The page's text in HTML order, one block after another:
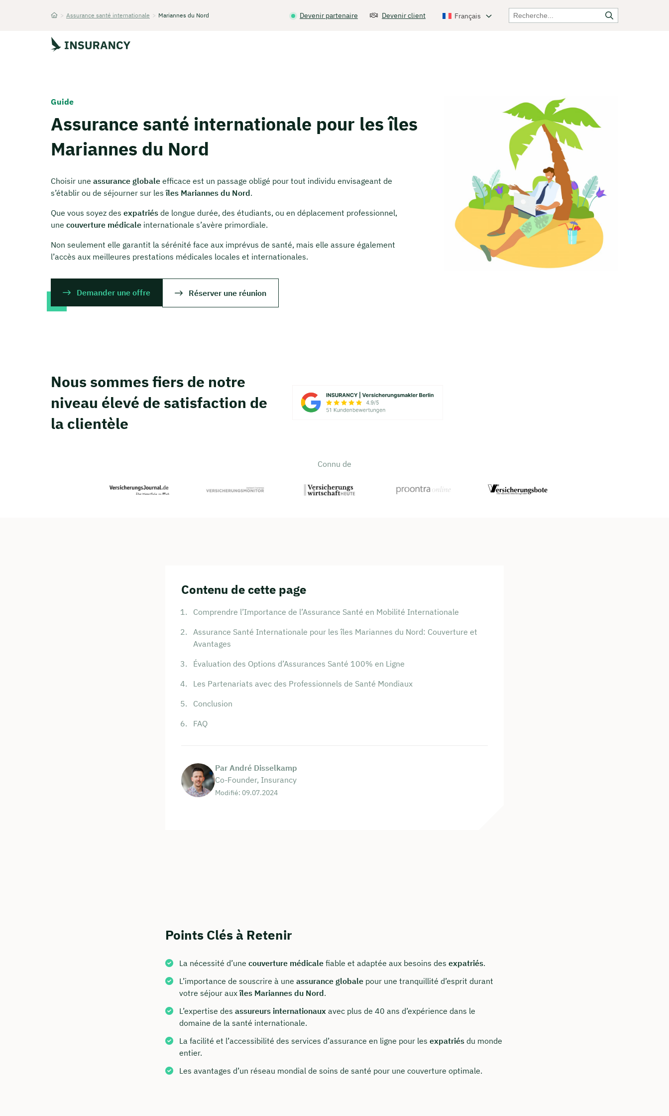
> Assurance santé internationale > Mariannes du Nord Devenir partenaire Devenir client Français
Guide
Assurance santé internationale pour les îles
Mariannes du Nord
Choisir une assurance globale efficace est un passage obligé pour tout individu envisageant de
s’établir ou de séjourner sur lesîles Mariannes du Nord.
Que vous soyez des expatriés de longue durée, des étudiants, ou en déplacement professionnel,
une couverture médicale internationale s’avère primordiale.
Non seulement elle garantit la sérénité face aux imprévus de santé, mais elle assure également
l’accès aux meilleures prestations médicales locales et internationales.
Demander une offre Réserver une réunion
Nous sommes fiers de notre
niveau élevé de satisfaction de
la clientèle
Connu de
Contenu de cette page
Comprendre l’Importance de l’Assurance Santé en Mobilité Internationale
Assurance Santé Internationale pour les îles Mariannes du Nord: Couverture et
Avantages
Évaluation des Options d’Assurances Santé 100% en Ligne
Les Partenariats avec des Professionnels de Santé Mondiaux
Conclusion
FAQ
Par André Disselkamp
Co-Founder, Insurancy
Modifié: 09.07.2024
Points Clés à Retenir
La nécessité d’une couverture médicale fiable et adaptée aux besoins des expatriés.
L’importance de souscrire à une assurance globale pour une tranquillité d’esprit durant
votre séjour auxîles Mariannes du Nord.
L’expertise des assureurs internationaux avec plus de 40 ans d’expérience dans le
domaine de la santé internationale.
La facilité et l’accessibilité des services d’assurance en ligne pour les expatriés du monde
entier.
Les avantages d’un réseau mondial de soins de santé pour une couverture optimale.
Comment nous joindre
info@insurancy.de
+49 30 235 962 875